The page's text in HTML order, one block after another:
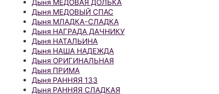
Дыня МЕДОВАЯ ДОЛЬКА
Дыня МЕДОВЫЙ СПАС
Дыня МЛАДКА-СЛАДКА
Дыня НАГРАДА ДАЧНИКУ
Дыня НАТАЛЬИНА
Дыня НАША НАДЕЖДА
Дыня ОРИГИНАЛЬНАЯ
Дыня ПРИМА
Дыня РАННЯЯ 133
Дыня РАННЯЯ СЛАДКАЯ